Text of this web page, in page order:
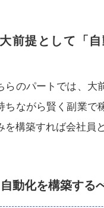
大前提として「
らのパートでは、大
ちながら賢く副業で
を構築すれば会社員
自動化を構築する